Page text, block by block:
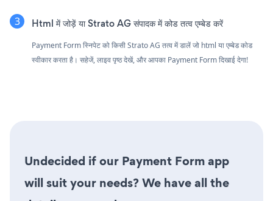
Html में जोड़ें या Strato AG संपादक में कोड तत्व एम्बेड करें
Payment Form स्निपेट को किसी Strato AG तत्व में डालें जो html या एम्बेड कोड
स्वीकार करता है। सहेजें, लाइव पृष्ठ देखें, और आपका Payment Form दिखाई देगा!
Undecided if our Payment Form app
will suit your needs? We have all the